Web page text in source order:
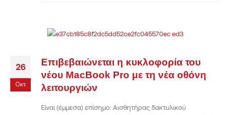
26
Οκτ
Επιβεβαιώνεται η κυκλοφορία του
νέου MacBook Pro με τη νέα οθόνη
λειτουργιών
Είναι (έμμεσα) επίσημο: Αισθητήρας δακτυλικού